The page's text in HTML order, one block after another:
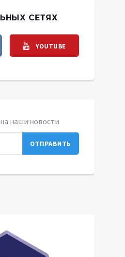
СЕТЯХ
YOUTUBE
наши новости